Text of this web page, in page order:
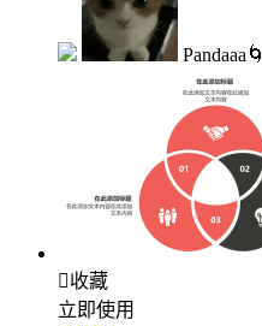
Pandaaa🌀
收藏
立即使用